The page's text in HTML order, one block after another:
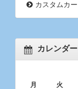
カスタムカー
カレンダー
月 火